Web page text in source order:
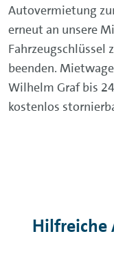
Autovermietung
erneut an unsere
Fahrzeugschlüssel
beenden.
Wilhelm Graf bis
kostenlos
Hilfreiche